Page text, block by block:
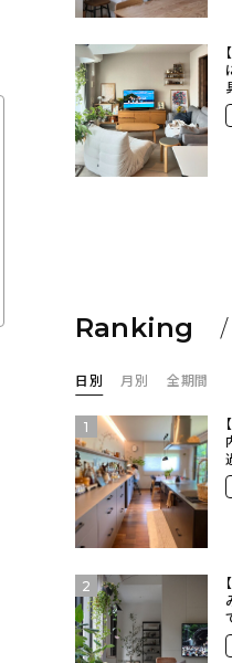
Ranking
日別 月別 全期間
1
2